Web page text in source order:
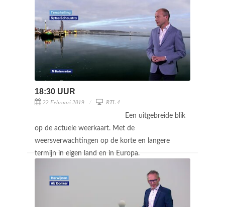
18:30 UUR
22 Februari 2019 RTL 4
Een uitgebreide blik
op de actuele weerkaart. Met de
weersverwachtingen op de korte en langere
termijn in eigen land en in Europa.